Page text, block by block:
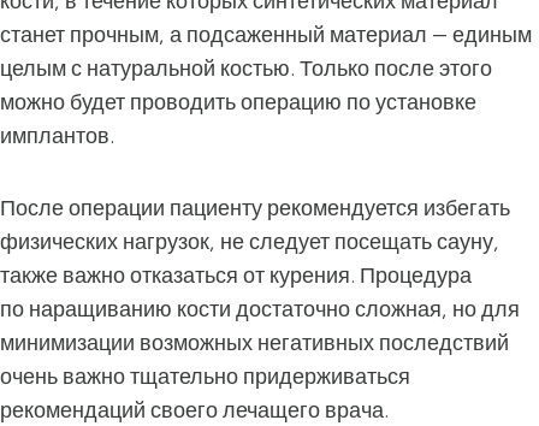
станет прочным, а подсаженный материал — единым
целым с натуральной костью. Только после этого
можно будет проводить операцию по установке
имплантов.
После операции пациенту рекомендуется избегать
физических нагрузок, не следует посещать сауну,
также важно отказаться от курения. Процедура
по наращиванию кости достаточно сложная, но для
минимизации возможных негативных последствий
очень важно тщательно придерживаться
рекомендаций своего лечащего врача.